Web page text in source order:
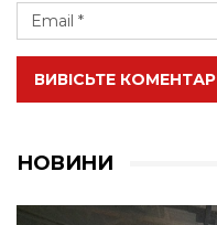
ВИВІСЬТЕ КОМЕНТАР
НОВИНИ